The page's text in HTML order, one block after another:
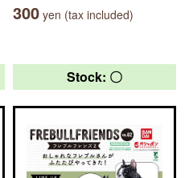
300 yen (tax included)
Stock: 〇